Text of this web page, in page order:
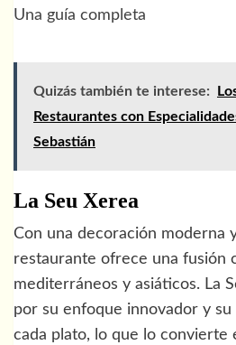
Una guía completa
Quizás también te interese:
Restaurantes con
Sebastián
La Seu Xerea
Con una decoración moderna
restaurante ofrece una fusión
mediterráneos y asiáticos. La
por su enfoque innovador y
cada plato, lo que lo convierte